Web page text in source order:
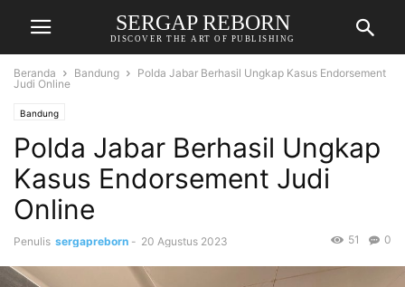
SERGAP REBORN
DISCOVER THE ART OF PUBLISHING
Beranda Bandung
Polda Jabar Berhasil Ungkap Kasus Endorsement
Judi Online
Bandung
Polda Jabar Berhasil Ungkap
Kasus Endorsement Judi
Online
Penulis sergapreborn - 20 Agustus 2023 0
51